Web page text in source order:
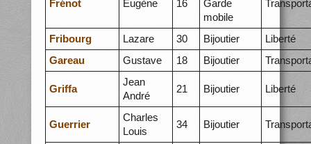
Frénot Eugène 16
Garde
mobile
Fribourg Lazare 30 Bijoutier
Liberté
Gareau
Gustave 18 Bijoutier
Griffa
Jean
André
21 Bijoutier Liberté
Guerrier
Charles
Louis
34 Bijoutier